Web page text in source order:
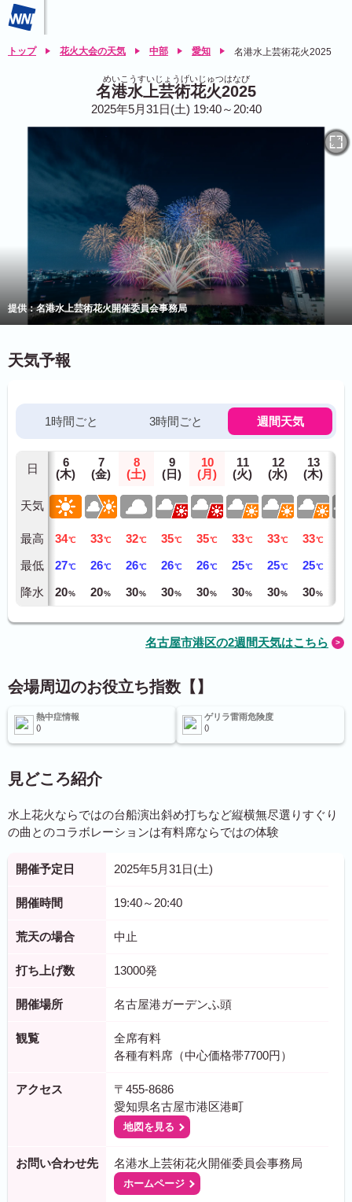
トップ 花火大会の天気 中部 愛知 名港水上芸術花火2025
めいこうすいじょうげいじゅつはなび
名港水上芸術花火2025
2025年5月31日(土) 19:40～20:40
提供：名港水上芸術花火開催委員会事務局
天気予報
1時間ごと 3時間ごと 週間天気
日
天気
最高
最低
降水
6
(木)
34℃
27℃
20%
7
(金)
33℃
26℃
20%
8
(土)
32℃
26℃
30%
9
(日)
35℃
26℃
30%
10
(月)
35℃
26℃
30%
11
(火)
33℃
25℃
30%
12
(水)
33℃
25℃
30%
13
(木)
33℃
25℃
30%
名古屋市港区の2週間天気はこちら
会場周辺のお役立ち指数【】
熱中症情報 ゲリラ雷雨危険度
見どころ紹介
水上花火ならではの台船演出斜め打ちなど縦横無尽選りすぐり
の曲とのコラボレーションは有料席ならではの体験
開催予定日 2025年5月31日(土)
開催時間 19:40～20:40
荒天の場合 中止
打ち上げ数 13000発
開催場所 名古屋港ガーデンふ頭
観覧
全席有料
各種有料席（中心価格帯7700円）
アクセス
〒455-8686
愛知県名古屋市港区港町
地図を見る
お問い合わせ先 名港水上芸術花火開催委員会事務局
ホームページ